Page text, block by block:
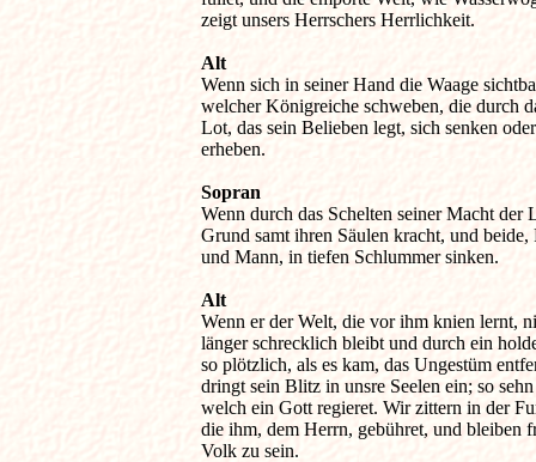
zeigt unsers Herrschers Herrlichkeit.
Alt
Wenn sich in seiner Hand die Waage
welcher Königreiche schweben, die durch
Lot, das sein Belieben legt, sich senken
erheben.
Sopran
Wenn durch das Schelten seiner Macht der
Grund samt ihren Säulen kracht, und
und Mann, in tiefen Schlummer sinken.
Alt
Wenn er der Welt, die vor ihm knien lernt,
länger schrecklich bleibt und durch ein
so plötzlich, als es kam, das Ungestüm
dringt sein Blitz in unsre Seelen ein; so
welch ein Gott regieret. Wir zittern in der
die ihm, dem Herrn, gebühret, und bleiben
Volk zu sein.